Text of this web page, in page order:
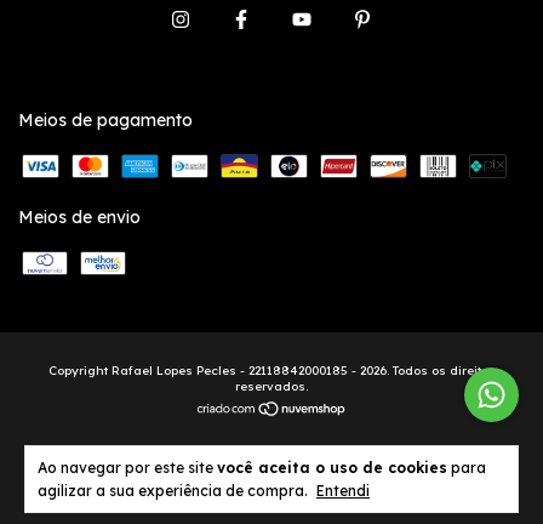
Ao navegar por este site você aceita o uso de cookies para
agilizar a sua experiência de compra. Entendi
Meios de pagamento
Meios de envio
Copyright Rafael Lopes Pecles - 22118842000185 - 2026. Todos os direitos
reservados.